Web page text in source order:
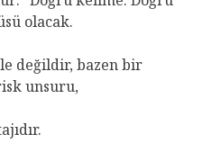
olacak.
değildir, bazen bir
unsuru,